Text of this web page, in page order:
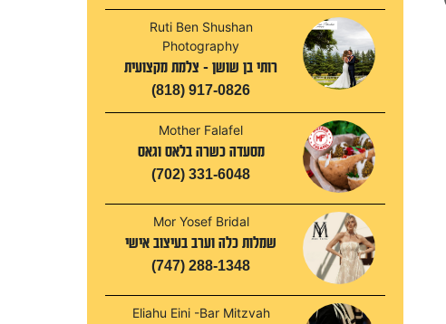
Ruti Ben Shushan
Photography
רותי בן שושן - צלמת מקצועית
(818) 917-0826
Mother Falafel
מסעדה כשרה בלאס וגאס
(702) 331-6048
Mor Yosef Bridal
שמלות כלה וערב בעיצוב אישי
(747) 288-1348
Eliahu Eini -Bar Mitzvah